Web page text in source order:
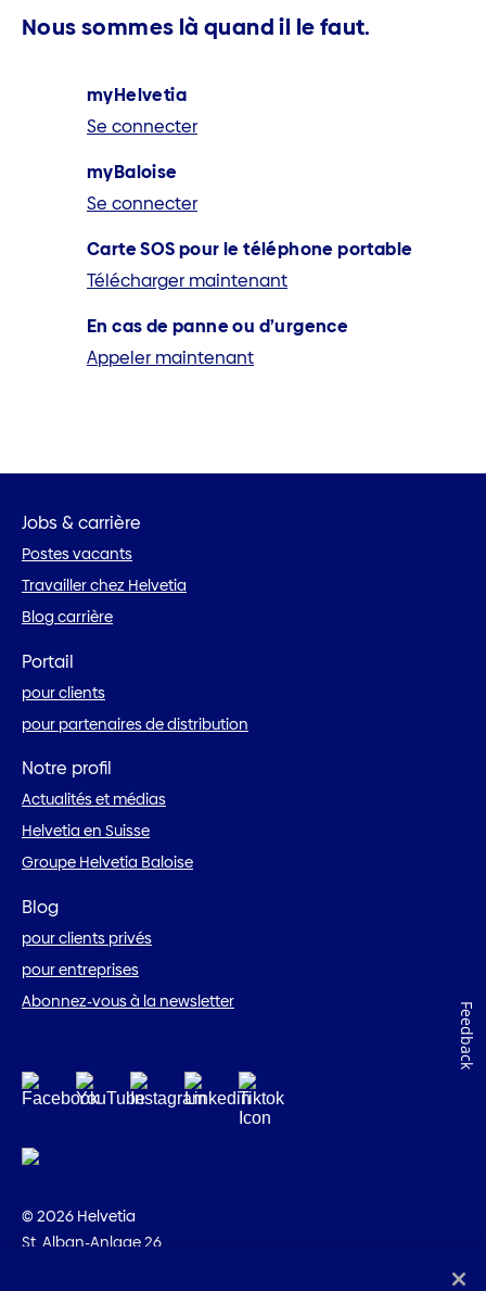
Nous sommes là quand il le faut.
myHelvetia
Se connecter
myBaloise
Se connecter
Carte SOS pour le téléphone portable
Télécharger maintenant
En cas de panne ou d’urgence
Appeler maintenant
Jobs & carrière
Postes vacants
Travailler chez Helvetia
Blog carrière
Portail
pour clients
pour partenaires de distribution
Notre profil
Actualités et médias
Helvetia en Suisse
Groupe Helvetia Baloise
Blog
pour clients privés
pour entreprises
Abonnez-vous à la newsletter
© 2026 Helvetia
St. Alban-Anlage 26
Feedback